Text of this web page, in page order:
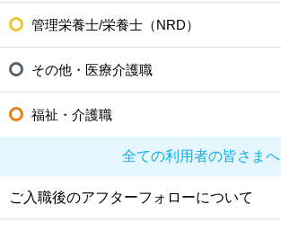
管理栄養士/栄養士（NRD）
その他・医療介護職
福祉・介護職
全ての利用者の皆さまへ
ご入職後のアフターフォローについて